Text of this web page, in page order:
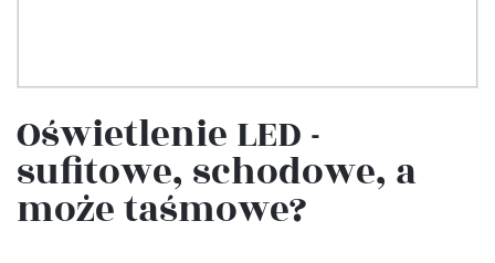
Oświetlenie LED -
sufitowe, schodowe, a
może taśmowe?